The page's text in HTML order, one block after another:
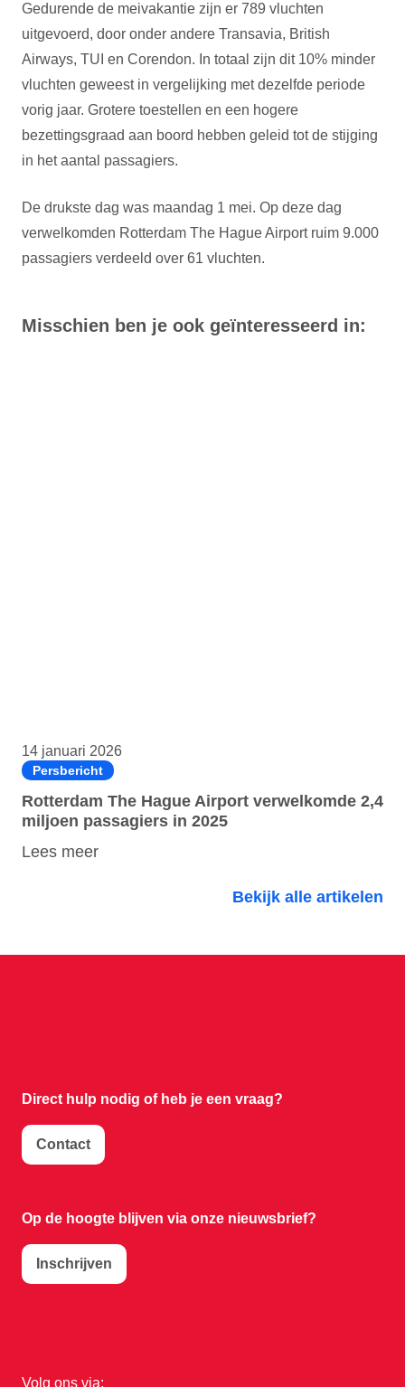
Gedurende de meivakantie zijn er 789 vluchten
uitgevoerd, door onder andere Transavia, British
Airways, TUI en Corendon. In totaal zijn dit 10% minder
vluchten geweest in vergelijking met dezelfde periode
vorig jaar. Grotere toestellen en een hogere
bezettingsgraad aan boord hebben geleid tot de stijging
in het aantal passagiers.
De drukste dag was maandag 1 mei. Op deze dag
verwelkomden Rotterdam The Hague Airport ruim 9.000
passagiers verdeeld over 61 vluchten.
Misschien ben je ook geïnteresseerd in:
14 januari 2026
Persbericht
Rotterdam The Hague Airport verwelkomde 2,4
miljoen passagiers in 2025
Lees meer
Bekijk alle artikelen
Direct hulp nodig ofheb je een vraag?
Contact
Op de hoogte blijven via onze nieuwsbrief?
Inschrijven
Volg ons via: